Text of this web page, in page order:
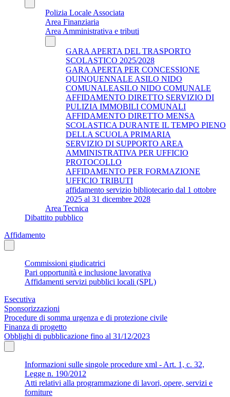
Polizia Locale Associata
Area Finanziaria
Area Amministrativa e tributi
GARA APERTA DEL TRASPORTO
SCOLASTICO 2025/2028
GARA APERTA PER CONCESSIONE
QUINQUENNALE ASILO NIDO
COMUNALEASILO NIDO COMUNALE
AFFIDAMENTO DIRETTO SERVIZIO DI
PULIZIA IMMOBILI COMUNALI
AFFIDAMENTO DIRETTO MENSA
SCOLASTICA DURANTE IL TEMPO PIENO
DELLA SCUOLA PRIMARIA
SERVIZIO DI SUPPORTO AREA
AMMINISTRATIVA PER UFFICIO
PROTOCOLLO
AFFIDAMENTO PER FORMAZIONE
UFFICIO TRIBUTI
affidamento servizio bibliotecario dal 1 ottobre
2025 al 31 dicembre 2028
Area Tecnica
Dibattito pubblico
Affidamento
Commissioni giudicatrici
Pari opportunità e inclusione lavorativa
Affidamenti servizi pubblici locali (SPL)
Esecutiva
Sponsorizzazioni
Procedure di somma urgenza e di protezione civile
Finanza di progetto
Obblighi di pubblicazione fino al 31/12/2023
Informazioni sulle singole procedure xml - Art. 1, c. 32,
Legge n. 190/2012
Atti relativi alla programmazione di lavori, opere, servizi e
forniture